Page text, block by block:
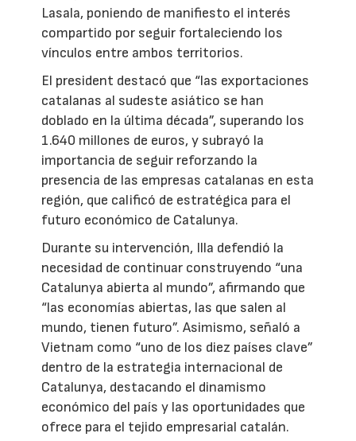
Lasala, poniendo de manifiesto el interés
compartido por seguir fortaleciendo los
vínculos entre ambos territorios.
El president destacó que “las exportaciones
catalanas al sudeste asiático se han
doblado en la última década”, superando los
1.640 millones de euros, y subrayó la
importancia de seguir reforzando la
presencia de las empresas catalanas en esta
región, que calificó de estratégica para el
futuro económico de Catalunya.
Durante su intervención, Illa defendió la
necesidad de continuar construyendo “una
Catalunya abierta al mundo”, afirmando que
“las economías abiertas, las que salen al
mundo, tienen futuro”. Asimismo, señaló a
Vietnam como “uno de los diez países clave”
dentro de la estrategia internacional de
Catalunya, destacando el dinamismo
económico del país y las oportunidades que
ofrece para el tejido empresarial catalán.